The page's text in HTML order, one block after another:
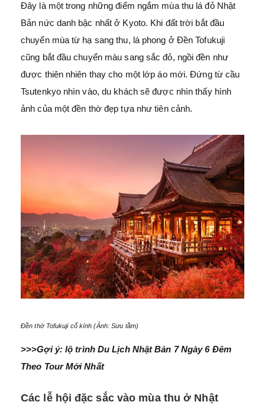
Đây là một trong những điểm ngắm mùa thu lá đỏ Nhật
Bản nức danh bậc nhất ở Kyoto. Khi đất trời bắt đầu
chuyển mùa từ hạ sang thu, lá phong ở Đền Tofukuji
cũng bắt đầu chuyển màu sang sắc đỏ, ngồi đền như
được thiên nhiên thay cho một lớp áo mới. Đứng từ cầu
Tsutenkyo nhìn vào, du khách sẽ được nhìn thấy hình
ảnh của một đền thờ đẹp tựa như tiên cảnh.
Đền thờ Tofukuji cổ kính (Ảnh: Sưu tầm)
>>>Gợi ý: lộ trình Du Lịch Nhật Bản 7 Ngày 6 Đêm
Theo Tour Mới Nhất
Các lễ hội đặc sắc vào mùa thu ở Nhật